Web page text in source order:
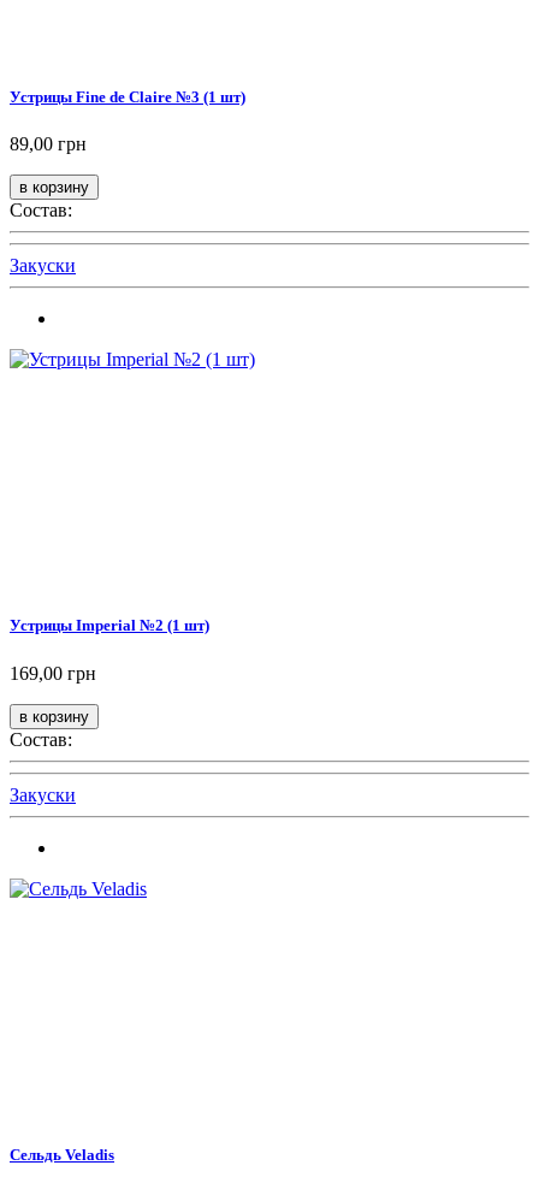
Устрицы Fine de Claire №3 (1 шт)
89,00 грн
Состав:
Закуски
Устрицы Imperial №2 (1 шт)
169,00 грн
Состав:
Закуски
Сельдь Veladis